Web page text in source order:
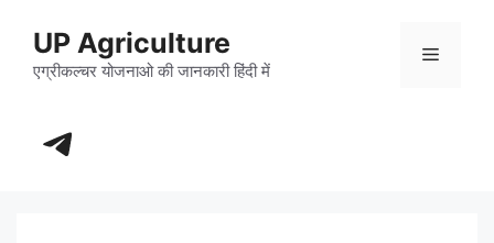
content
UP Agriculture
एग्रीकल्चर योजनाओ की जानकारी हिंदी में
Menu
https://t.me/+_dXT-DwpRj03ZDhl